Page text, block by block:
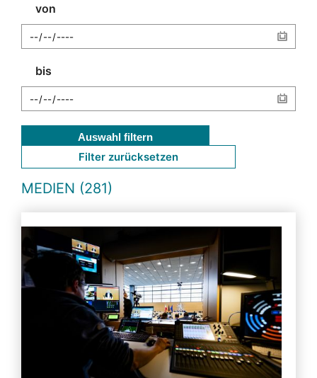
von
bis
Auswahl filtern
Filter zurücksetzen
MEDIEN (281)